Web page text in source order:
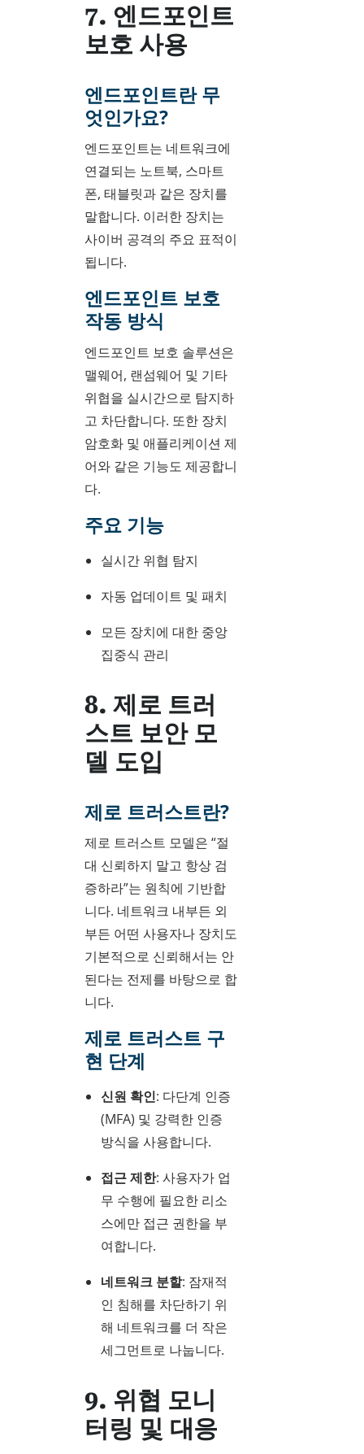
7. 엔드포인트
보호 사용
엔드포인트란 무
엇인가요?
엔드포인트는 네트워크에
연결되는 노트북, 스마트
폰, 태블릿과 같은 장치를
말합니다. 이러한 장치는
사이버 공격의 주요 표적이
됩니다.
엔드포인트 보호
작동 방식
엔드포인트 보호 솔루션은
맬웨어, 랜섬웨어 및 기타
위협을 실시간으로 탐지하
고 차단합니다. 또한 장치
암호화 및 애플리케이션 제
어와 같은 기능도 제공합니
다.
주요 기능
실시간 위협 탐지
자동 업데이트 및 패치
모든 장치에 대한 중앙
집중식 관리
8. 제로 트러
스트 보안 모
델 도입
제로 트러스트란?
제로 트러스트 모델은 “절
대 신뢰하지 말고 항상 검
증하라”는 원칙에 기반합
니다. 네트워크 내부든 외
부든 어떤 사용자나 장치도
기본적으로 신뢰해서는 안
된다는 전제를 바탕으로 합
니다.
제로 트러스트 구
현 단계
신원 확인: 다단계 인증
(MFA) 및 강력한 인증
방식을 사용합니다.
접근 제한: 사용자가 업
무 수행에 필요한 리소
스에만 접근 권한을 부
여합니다.
네트워크 분할: 잠재적
인 침해를 차단하기 위
해 네트워크를 더 작은
세그먼트로 나눕니다.
9. 위협 모니
터링 및 대응